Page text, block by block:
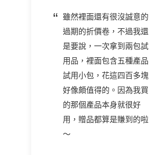
雖然裡面還有很沒誠意的
過期的折價卷，不過我還
是要說，一次拿到兩包試
用品，裡面包含五種產品
試用小包，花這四百多塊
好像頗值得的。因為我買
的那個產品本身就很好
用，贈品都算是賺到的啦
～